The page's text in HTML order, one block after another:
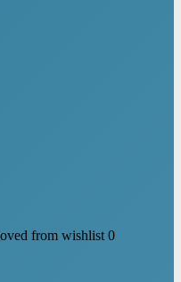
from wishlist 0